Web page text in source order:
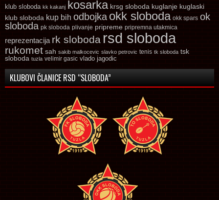
klub sloboda kk kakanj kosarka krsg sloboda kuglanje kuglaski
klub sloboda kup bih odbojka okk sloboda okk spars ok
sloboda pk sloboda plivanje pripreme pripremna utakmica
reprezentacija rk sloboda rsd sloboda
rukomet sah sakib malkocevic slavko petrovic tenis tk sloboda tsk
sloboda tuzla velimir gasic vlado jagodic
KLUBOVI ČLANICE RSD “SLOBODA”